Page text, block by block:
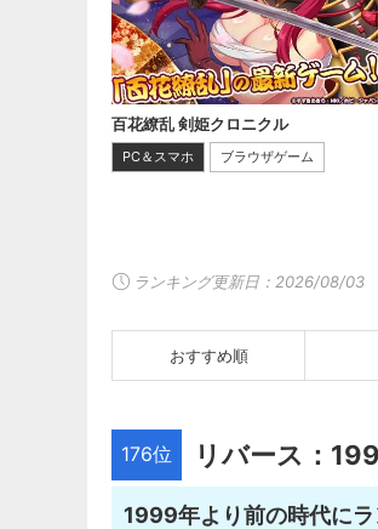
百花繚乱 剣姫クロニクル
PC＆スマホ ブラウザゲーム
ランキング更新日： 2026/08/03
おすすめ順
176位 リバース：
1999年より前の時代に